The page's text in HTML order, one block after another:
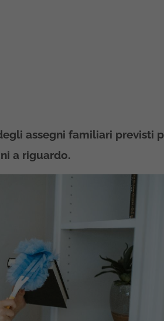
assegni familiari previsti
a riguardo.